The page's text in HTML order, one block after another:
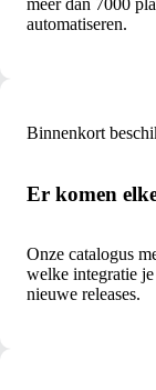
meer dan 7000
automatiseren.
Binnenkort
Er komen
Onze catalogus
welke integratie
nieuwe releases.